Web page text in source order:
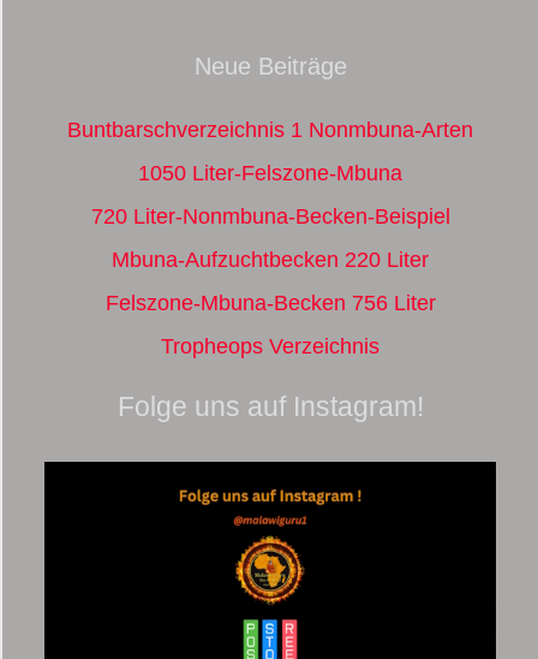
Neue Beiträge
Buntbarschverzeichnis 1 Nonmbuna-Arten
1050 Liter-Felszone-Mbuna
720 Liter-Nonmbuna-Becken-Beispiel
Mbuna-Aufzuchtbecken 220 Liter
Felszone-Mbuna-Becken 756 Liter
Tropheops Verzeichnis
Folge uns auf Instagram!